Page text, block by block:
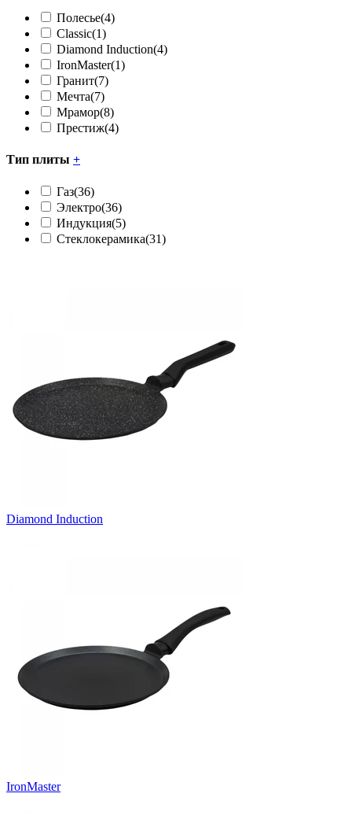
Полесье(4)
Classic(1)
Diamond Induction(4)
IronMaster(1)
Гранит(7)
Мечта(7)
Мрамор(8)
Престиж(4)
Тип плиты +
Газ(36)
Электро(36)
Индукция(5)
Стеклокерамика(31)
Diamond Induction
IronMaster